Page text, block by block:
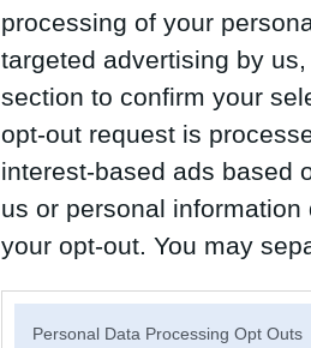
processing of your
targeted advertising by
section to confirm your
opt-out request is
interest-based ads based
us or personal
your opt-out. You may
Personal Data Processing Opt Outs